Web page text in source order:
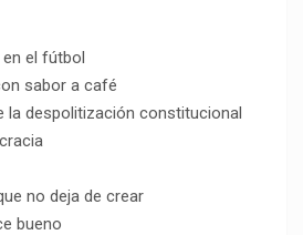
el fútbol
sabor a café
la despolitización constitucional
no deja de crear
bueno